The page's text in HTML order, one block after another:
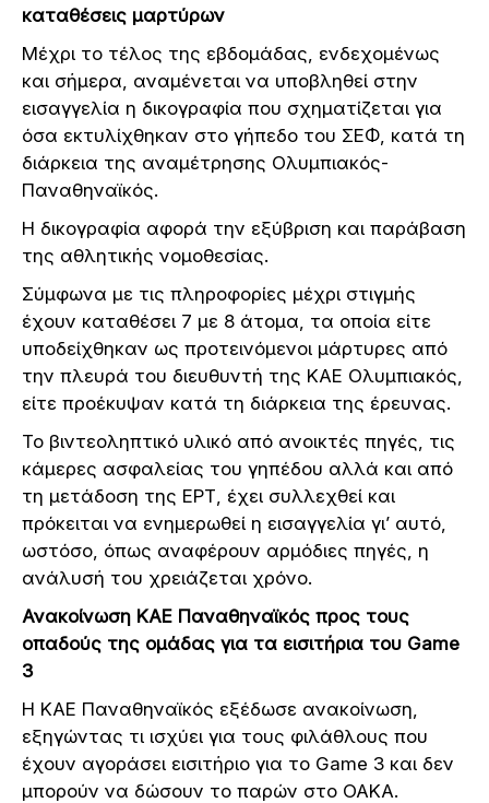
καταθέσεις μαρτύρων
Μέχρι το τέλος της εβδομάδας, ενδεχομένως
και σήμερα, αναμένεται να υποβληθεί στην
εισαγγελία η δικογραφία που σχηματίζεται για
όσα εκτυλίχθηκαν στο γήπεδο του ΣΕΦ, κατά τη
διάρκεια της αναμέτρησης Ολυμπιακός-
Παναθηναϊκός.
Η δικογραφία αφορά την εξύβριση και παράβαση
της αθλητικής νομοθεσίας.
Σύμφωνα με τις πληροφορίες μέχρι στιγμής
έχουν καταθέσει 7 με 8 άτομα, τα οποία είτε
υποδείχθηκαν ως προτεινόμενοι μάρτυρες από
την πλευρά του διευθυντή της ΚΑΕ Ολυμπιακός,
είτε προέκυψαν κατά τη διάρκεια της έρευνας.
Το βιντεοληπτικό υλικό από ανοικτές πηγές, τις
κάμερες ασφαλείας του γηπέδου αλλά και από
τη μετάδοση της ΕΡΤ, έχει συλλεχθεί και
πρόκειται να ενημερωθεί η εισαγγελία γι’ αυτό,
ωστόσο, όπως αναφέρουν αρμόδιες πηγές, η
ανάλυσή του χρειάζεται χρόνο.
Ανακοίνωση ΚΑΕ Παναθηναϊκός προς τους
οπαδούς της ομάδας για τα εισιτήρια του Game
3
Η ΚΑΕ Παναθηναϊκός εξέδωσε ανακοίνωση,
εξηγώντας τι ισχύει για τους φιλάθλους που
έχουν αγοράσει εισιτήριο για το Game 3 και δεν
μπορούν να δώσουν το παρών στο ΟΑΚΑ.